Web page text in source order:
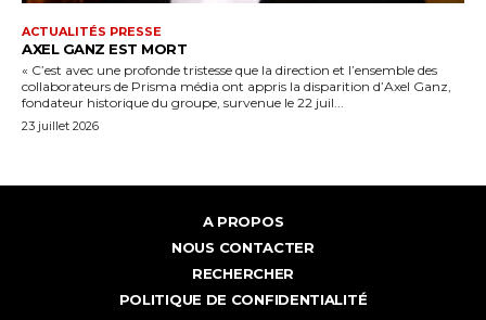
ACTUALITÉS PRESSE
AXEL GANZ EST MORT
« C’est avec une profonde tristesse que la direction et l’ensemble des
collaborateurs de Prisma média ont appris la disparition d’Axel Ganz,
fondateur historique du groupe, survenue le 22 juil...
23 juillet 2026
A PROPOS
NOUS CONTACTER
RECHERCHER
POLITIQUE DE CONFIDENTIALITÉ